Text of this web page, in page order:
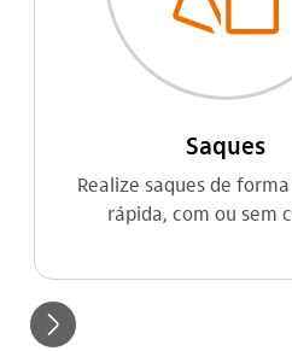
Saques
Realize saques de
rápida, com ou sem
seta_direita